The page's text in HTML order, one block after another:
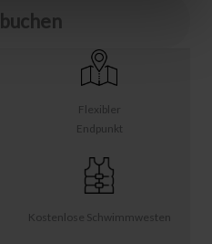
Kostenlose Schwimmwesten
Flexibler
Endpunkt